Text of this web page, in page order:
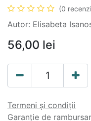
(0
Autor: Elisabeta
56,00 lei
Termeni și condiții
Garanție de